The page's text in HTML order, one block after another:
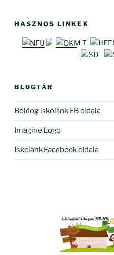
HASZNOS LINKEK
BLOGTÁR
Boldog iskolánk FB oldala
Imagine Logo
Iskolánk Facebook oldala